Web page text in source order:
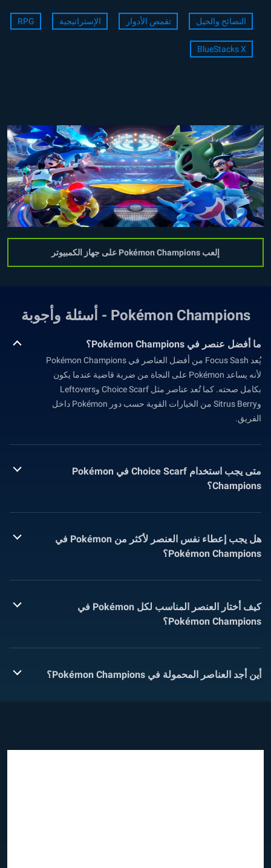
النصائح والحيل تقمص الأدوار الإستراتيجية RPG
BlueStacks X
إلعب Pokémon Champions على جهاز الكمبيوتر
Pokémon Champions - أسئلة وأجوبة
ما أفضل عنصر في Pokémon Champions؟
يُعد Focus Sash من أفضل العناصر في Pokémon Champions
لأنه يساعد Pokémon على النجاة من ضربة قاضية عندما يكون
بكامل صحته. كما تُعد عناصر مثل Choice Scarf وLeftovers
وSitrus Berry من الخيارات القوية حسب دور Pokémon داخل
الفريق.
متى يجب استخدام Choice Scarf في Pokémon
Champions؟
هل يجب إعطاء نفس العنصر لأكثر من Pokémon في
Pokémon Champions؟
كيف أختار العنصر المناسب لكل Pokémon في
Pokémon Champions؟
أين أجد العناصر المحمولة في Pokémon Champions؟